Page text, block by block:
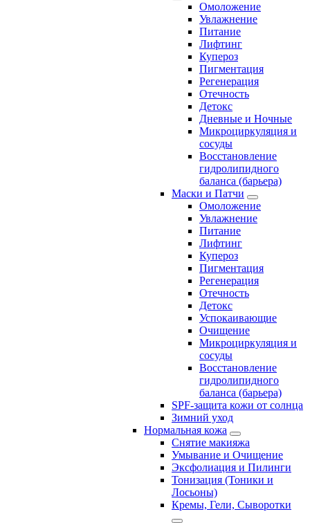
Омоложение
Увлажнение
Питание
Лифтинг
Купероз
Пигментация
Регенерация
Отечность
Детокс
Дневные и Ночные
Микроциркуляция и
сосуды
Восстановление
гидролипидного
баланса (барьера)
Маски и Патчи
Омоложение
Увлажнение
Питание
Лифтинг
Купероз
Пигментация
Регенерация
Отечность
Детокс
Успокаивающие
Очищение
Микроциркуляция и
сосуды
Восстановление
гидролипидного
баланса (барьера)
SPF-защита кожи от солнца
Зимний уход
Нормальная кожа
Снятие макияжа
Умывание и Очищение
Эксфолиация и Пилинги
Тонизация (Тоники и
Лосьоны)
Кремы, Гели, Сыворотки